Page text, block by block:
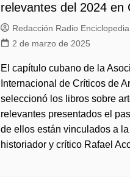
relevantes del 2024 en
Redacción Radio Enciclopedia
2 de marzo de 2025
El capítulo cubano de la
Internacional de Críticos de
seleccionó los libros sobre
relevantes presentados el
de ellos están vinculados a la
historiador y crítico Rafael